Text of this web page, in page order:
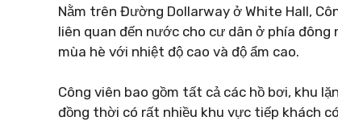
Nằm trên Đường Dollarway ở White Hall,
liên quan đến nước cho cư dân ở phía
mùa hè với nhiệt độ cao và độ ẩm cao.
Công viên bao gồm tất cả các hồ bơi, khu
đồng thời có rất nhiều khu vực tiếp khách